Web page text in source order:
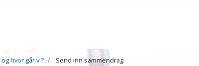
hvor går vi? Send inn sammendrag